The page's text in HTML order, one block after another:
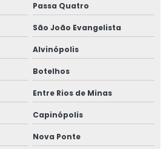
de alimentos
de alimentos
de processos e gestão de
Passa Quatro
São João Evangelista
Alvinópolis
Botelhos
Entre Rios de Minas
Capinópolis
Nova Ponte